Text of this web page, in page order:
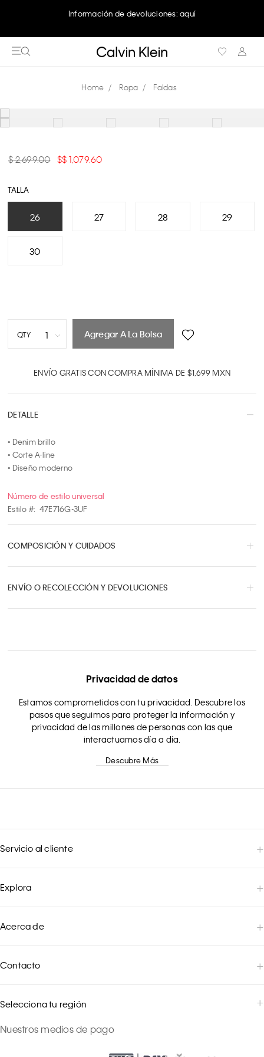
Información de devoluciones: aquí
Ropa Faldas
$ 2,699.00 $ 1,079.60
TALLA
26 27 28 29
30
QTY 1
5
7
10
Agregar A La Bolsa
ENVÍO GRATIS CON COMPRA MÍNIMA DE $1,699 MXN
DETALLE
• Denim brillo
• Corte A-line
• Diseño moderno
Número de estilo universal
Estilo #: 47E716G-3UF
COMPOSICIÓN Y CUIDADOS
ENVÍO O RECOLECCIÓN Y DEVOLUCIONES
Privacidad de datos
Estamos comprometidos con tu privacidad. Descubre los
pasos que seguimos para proteger la información y
privacidad de las millones de personas con las que
interactuamos día a día.
Descubre Más
Servicio al cliente
Explora
Acerca de
Contacto
Selecciona tu región
Nuestros medios de pago